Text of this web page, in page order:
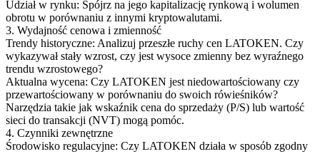
Udział w rynku: Spójrz na jego kapitalizację rynkową i wolumen
obrotu w porównaniu z innymi kryptowalutami.
3. Wydajność cenowa i zmienność
Trendy historyczne: Analizuj przeszłe ruchy cen LATOKEN. Czy
wykazywał stały wzrost, czy jest wysoce zmienny bez wyraźnego
trendu wzrostowego?
Aktualna wycena: Czy LATOKEN jest niedowartościowany czy
przewartościowany w porównaniu do swoich rówieśników?
Narzędzia takie jak wskaźnik cena do sprzedaży (P/S) lub wartość
sieci do transakcji (NVT) mogą pomóc.
4. Czynniki zewnętrzne
Środowisko regulacyjne: Czy LATOKEN działa w sposób zgodny